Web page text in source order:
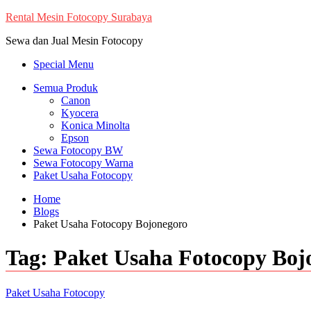
Skip
content
Rental Mesin Fotocopy Surabaya
Sewa dan Jual Mesin Fotocopy
Special Menu
Semua Produk
Canon
Kyocera
Konica Minolta
Epson
Sewa Fotocopy BW
Sewa Fotocopy Warna
Paket Usaha Fotocopy
Home
Blogs
Paket Usaha Fotocopy Bojonegoro
Tag: Paket Usaha Fotocopy
Paket Usaha Fotocopy